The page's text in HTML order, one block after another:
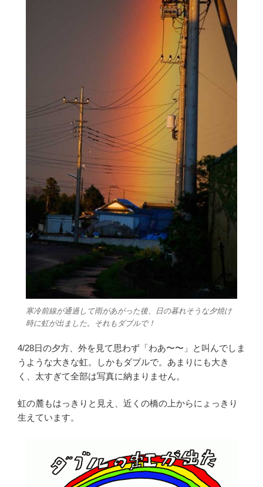
寒冷前線が通過して雨があがった後、日の暮れそうな夕焼け
時に虹が出ました。それもダブルで！
4/28日の夕方、外を見て思わず「わあ〜〜」と叫んでしま
うような大きな虹。しかもダブルで。あまりにも大き
く、太すぎて全部は写真に納まりません。
虹の麓もはっきりと見え、近くの橋の上からにょっきり
生えています。